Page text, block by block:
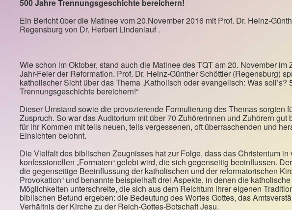
500 Jahre Trennungsgeschichte bereichern!
Ein Bericht über die Matinee vom 20.November 2016 mit Prof. Dr. Heinz-
Regensburg von Dr. Herbert Lindenlauf .
Wie schon im Oktober, stand auch die Matinee des TQT am 20. November im
Jahr-Feier der Reformation. Prof. Dr. Heinz-Günther Schöttler (Regensburg)
katholischer Sicht über das Thema „Katholisch oder evangelisch: Was soll’s?
Trennungsgeschichte bereichern!“
Dieser Umstand sowie die provozierende Formulierung des Themas sorgten
Zuspruch. So war das Auditorium mit über 70 Zuhörerinnen und Zuhörern gut
für ihr Kommen mit teils neuen, teils vergessenen, oft überraschenden und
Einsichten belohnt.
Die Vielfalt des biblischen Zeugnisses hat zur Folge, dass das Christentum in
konfessionellen „Formaten“ gelebt wird, die sich gegenseitig beeinflussen.
die gegenseitige Beeinflussung der katholischen und der reformatorischen
Provokation“ und benannte beispielhaft drei Aspekte, in denen die
Möglichkeiten unterschreite, die sich aus dem Reichtum ihrer eigenen
biblischen Befund ergeben: die Bedeutung des Wortes Gottes, das
Verhältnis der Kirche zu der Reich-Gottes-Botschaft Jesu.